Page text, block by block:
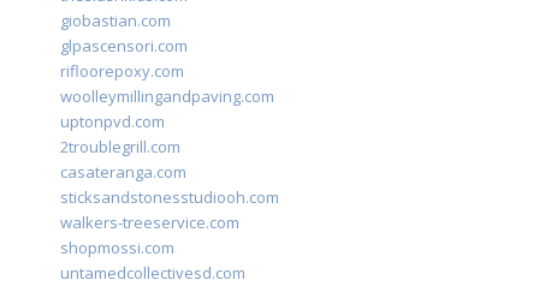
giobastian.com
glpascensori.com
rifloorepoxy.com
woolleymillingandpaving.com
uptonpvd.com
2troublegrill.com
casateranga.com
sticksandstonesstudiooh.com
walkers-treeservice.com
shopmossi.com
untamedcollectivesd.com